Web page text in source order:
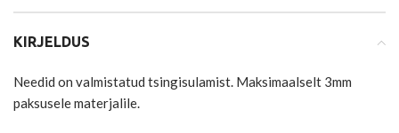
KIRJELDUS
Needid on valmistatud tsingisulamist. Maksimaalselt 3mm
paksusele materjalile.